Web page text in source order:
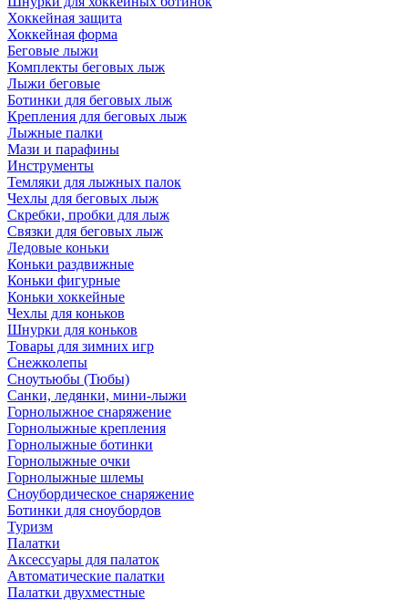
Хоккейная защита
Хоккейная форма
Беговые лыжи
Комплекты беговых лыж
Лыжи беговые
Ботинки для беговых лыж
Крепления для беговых лыж
Лыжные палки
Мази и парафины
Инструменты
Темляки для лыжных палок
Чехлы для беговых лыж
Скребки, пробки для лыж
Связки для беговых лыж
Ледовые коньки
Коньки раздвижные
Коньки фигурные
Коньки хоккейные
Чехлы для коньков
Шнурки для коньков
Товары для зимних игр
Снежколепы
Сноутьюбы (Тюбы)
Санки, ледянки, мини-лыжи
Горнолыжное снаряжение
Горнолыжные крепления
Горнолыжные ботинки
Горнолыжные очки
Горнолыжные шлемы
Сноубордическое снаряжение
Ботинки для сноубордов
Туризм
Палатки
Аксессуары для палаток
Автоматические палатки
Палатки двухместные